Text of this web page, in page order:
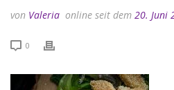
von Valeria online seit dem 20. Juni
0